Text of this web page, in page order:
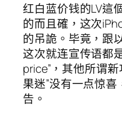
红白蓝价钱的LV這
的而且確，这次
的吊詭。毕竟，跟
这次就连宣传语都
price”，其他所谓
果迷”没有一点惊
告。